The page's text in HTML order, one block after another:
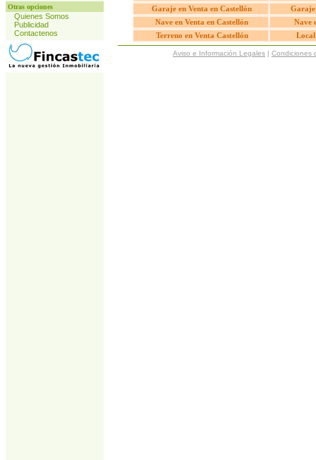
Otras opciones
Quienes Somos
Publicidad
Contactenos
Garaje en Venta en Castellón
Garaje
Nave en Venta en Castellón
Nave
Terreno en Venta Castellón
Local
Aviso e Información Legales | Condiciones